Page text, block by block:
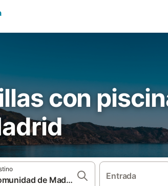
con
Entrada